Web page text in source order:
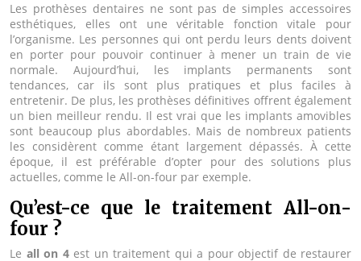
Les prothèses dentaires ne sont pas de simples accessoires
esthétiques, elles ont une véritable fonction vitale pour
l’organisme. Les personnes qui ont perdu leurs dents doivent
en porter pour pouvoir continuer à mener un train de vie
normale. Aujourd’hui, les implants permanents sont
tendances, car ils sont plus pratiques et plus faciles à
entretenir. De plus, les prothèses définitives offrent également
un bien meilleur rendu. Il est vrai que les implants amovibles
sont beaucoup plus abordables. Mais de nombreux patients
les considèrent comme étant largement dépassés. À cette
époque, il est préférable d’opter pour des solutions plus
actuelles, comme le All-on-four par exemple.
Qu’est-ce que le traitement All-on-
four ?
Le all on 4 est un traitement qui a pour objectif de restaurer